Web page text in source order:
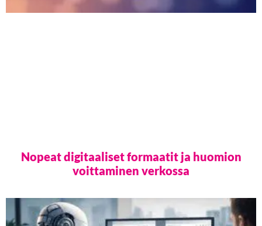
Nopeat digitaaliset formaatit ja huomion
voittaminen verkossa